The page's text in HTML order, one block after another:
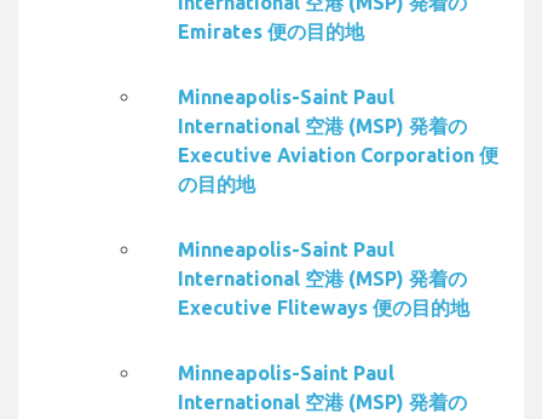
Emirates 便の目的地
Minneapolis-Saint Paul
International 空港 (MSP) 発着の
Executive Aviation Corporation 便
の目的地
Minneapolis-Saint Paul
International 空港 (MSP) 発着の
Executive Fliteways 便の目的地
Minneapolis-Saint Paul
International 空港 (MSP) 発着の